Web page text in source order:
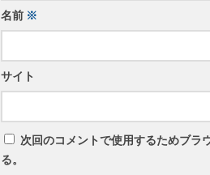
名前 ※
サイト
次回のコメントで使用するためブラ
る。